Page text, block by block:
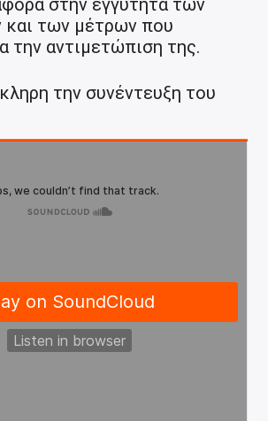
στην εγγύτητα των
και των μέτρων που
την αντιμετώπιση της.
την συνέντευξη του